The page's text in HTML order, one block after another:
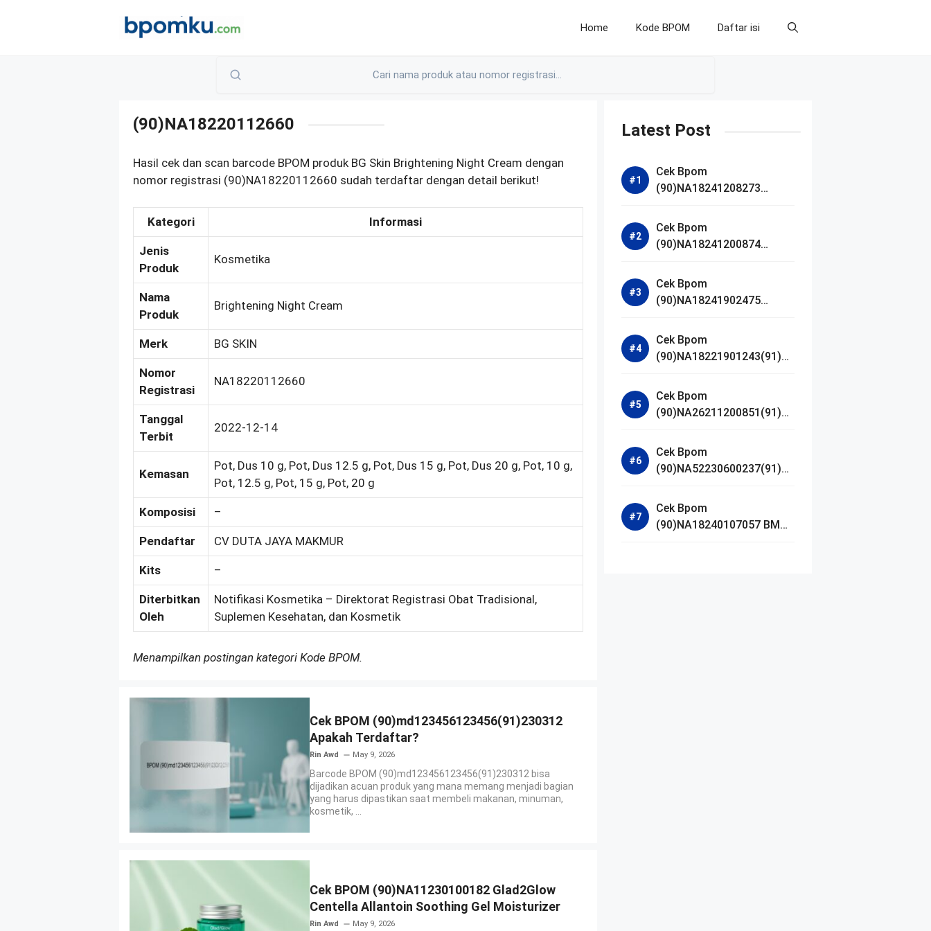
Home Kode BPOM Daftar isi
(90)NA18220112660
Hasil cek dan scan barcode BPOM produk BG Skin Brightening Night Cream dengan
nomor registrasi (90)NA18220112660 sudah terdaftar dengan detail berikut!
Kategori Informasi
Jenis
Produk
Kosmetika
Nama
Produk
Brightening Night Cream
Merk BG SKIN
Nomor
Registrasi
NA18220112660
Tanggal
Terbit
2022-12-14
Kemasan
Pot, Dus 10 g, Pot, Dus 12.5 g, Pot, Dus 15 g, Pot, Dus 20 g, Pot, 10 g,
Pot, 12.5 g, Pot, 15 g, Pot, 20 g
Komposisi –
Pendaftar CV DUTA JAYA MAKMUR
Kits –
Diterbitkan
Oleh
Notifikasi Kosmetika – Direktorat Registrasi Obat Tradisional,
Suplemen Kesehatan, dan Kosmetik
Menampilkan postingan kategori Kode BPOM.
Cek BPOM (90)md123456123456(91)230312
Apakah Terdaftar?
Rin Awd May 9, 2026
Barcode BPOM (90)md123456123456(91)230312 bisa
dijadikan acuan produk yang mana memang menjadi bagian
yang harus dipastikan saat membeli makanan, minuman,
kosmetik, ...
Cek BPOM (90)NA11230100182 Glad2Glow
Centella Allantoin Soothing Gel Moisturizer
Rin Awd May 9, 2026
Latest Post
Cek Bpom
(90)NA18241208273
Bright Radiance Face
Wash
Cek Bpom
(90)NA18241200874
Acne Calm Micellar Water
Cek Bpom
(90)NA18241902475
Cek Bpom
(90)NA18221901243(91)25
Serum
Cek Bpom
(90)NA26211200851(91)24
Madagascar Centella
Ampoule Foam
Cek Bpom
(90)NA52230600237(91)09
De Parfum
Cek Bpom
(90)NA18240107057 BMG